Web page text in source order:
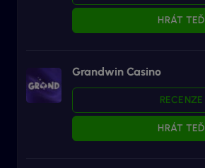
HRÁT TEĎ
Grandwin Casino
RECENZE
HRÁT TEĎ